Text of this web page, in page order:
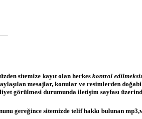
sitemize kayıt olan herkeskontrol
mesajlar, konular ve resimlerden
görülmesi durumunda iletişim sayfası
gereğince sitemizde telif hakkı bulunan